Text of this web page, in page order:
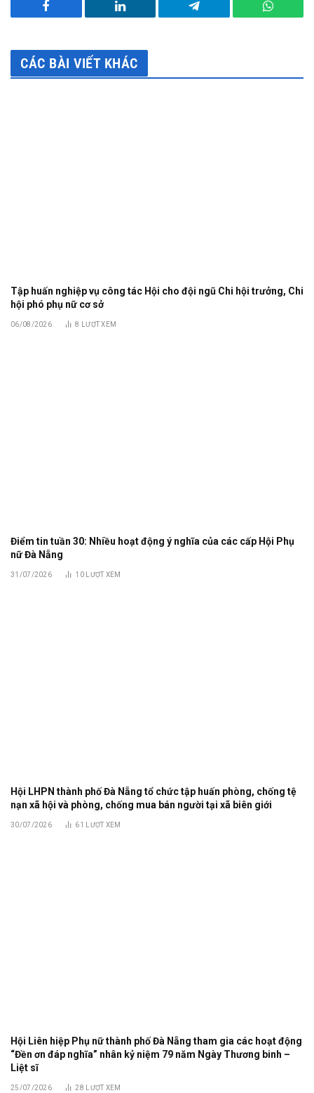
Facebook LinkedIn Telegram
CÁC BÀI VIẾT KHÁC
Tập huấn nghiệp vụ công tác Hội cho đội ngũ Chi hội trưởng, Chi
hội phó phụ nữ cơ sở
06/08/2026 8 LƯỢT XEM
Điểm tin tuần 30: Nhiều hoạt động ý nghĩa của các cấp Hội Phụ
nữ Đà Nẵng
31/07/2026 10 LƯỢT XEM
Hội LHPN thành phố Đà Nẵng tổ chức tập huấn phòng, chống tệ
nạn xã hội và phòng, chống mua bán người tại xã biên giới
30/07/2026 61 LƯỢT XEM
Hội Liên hiệp Phụ nữ thành phố Đà Nẵng tham gia các hoạt động
“Đền ơn đáp nghĩa” nhân kỷ niệm 79 năm Ngày Thương binh –
Liệt sĩ
25/07/2026 28 LƯỢT XEM